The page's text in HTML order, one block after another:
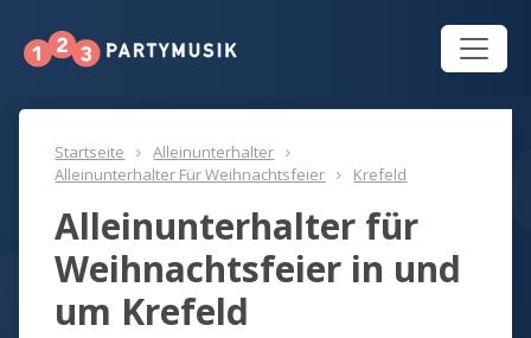
Startseite
Alleinunterhalter
Alleinunterhalter Für Weihnachtsfeier
Krefeld
Alleinunterhalter für
Weihnachtsfeier in und
um Krefeld